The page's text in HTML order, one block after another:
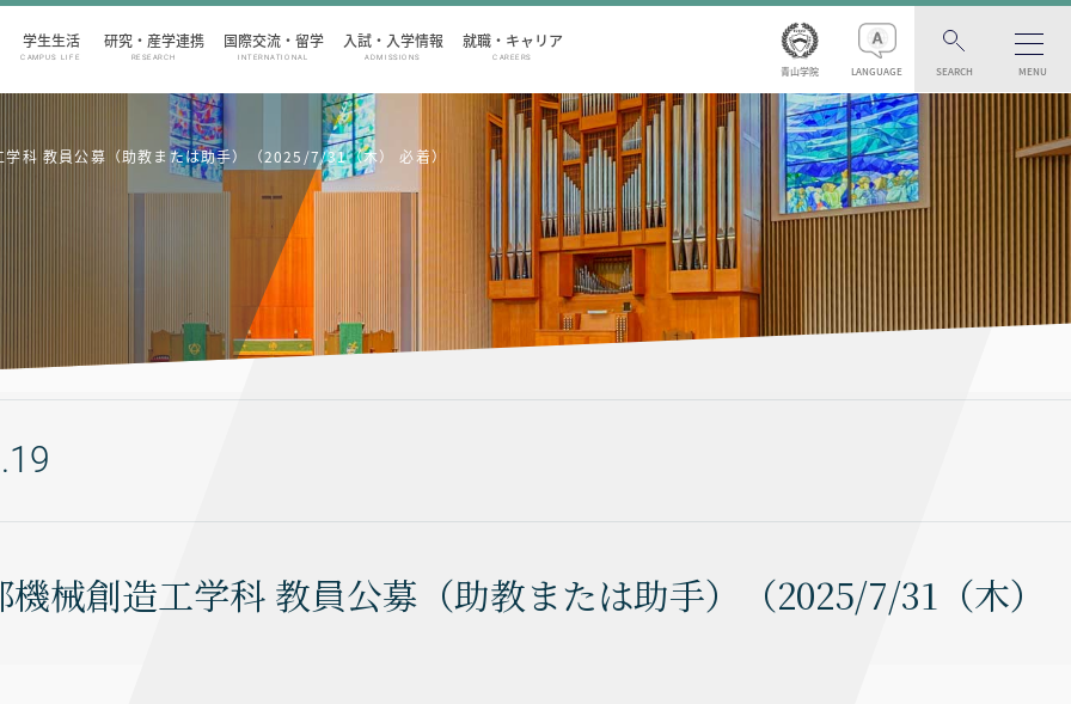
学生生活
CAMPUS LIFE
研究・産学連携
RESEARCH
国際交流・留学
INTERNATIONAL
入試・入学情報
ADMISSIONS
就職・キャリア
CAREERS
青山学院 LANGUAGE SEARCH MENU
学科 教員公募（助教または助手）（2025/7/31（木） 必着）
械創造工学科 教員公募（助教または助手）（2025/7/31（木）